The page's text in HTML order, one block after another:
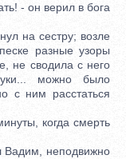
- он верил в бога
на сестру; возле
разные узоры
не сводила с него
можно было
с ним расстаться
когда смерть
неподвижно